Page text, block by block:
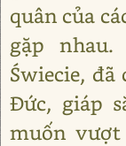
quân của
gặp
Świecie,
Đức, giáp
muốn vượt